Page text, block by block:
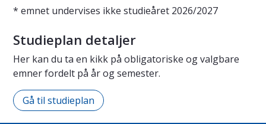
* emnet undervises ikke studieåret 2026/2027
Studieplan detaljer
Her kan du ta en kikk på obligatoriske og valgbare
emner fordelt på år og semester.
Gå til studieplan